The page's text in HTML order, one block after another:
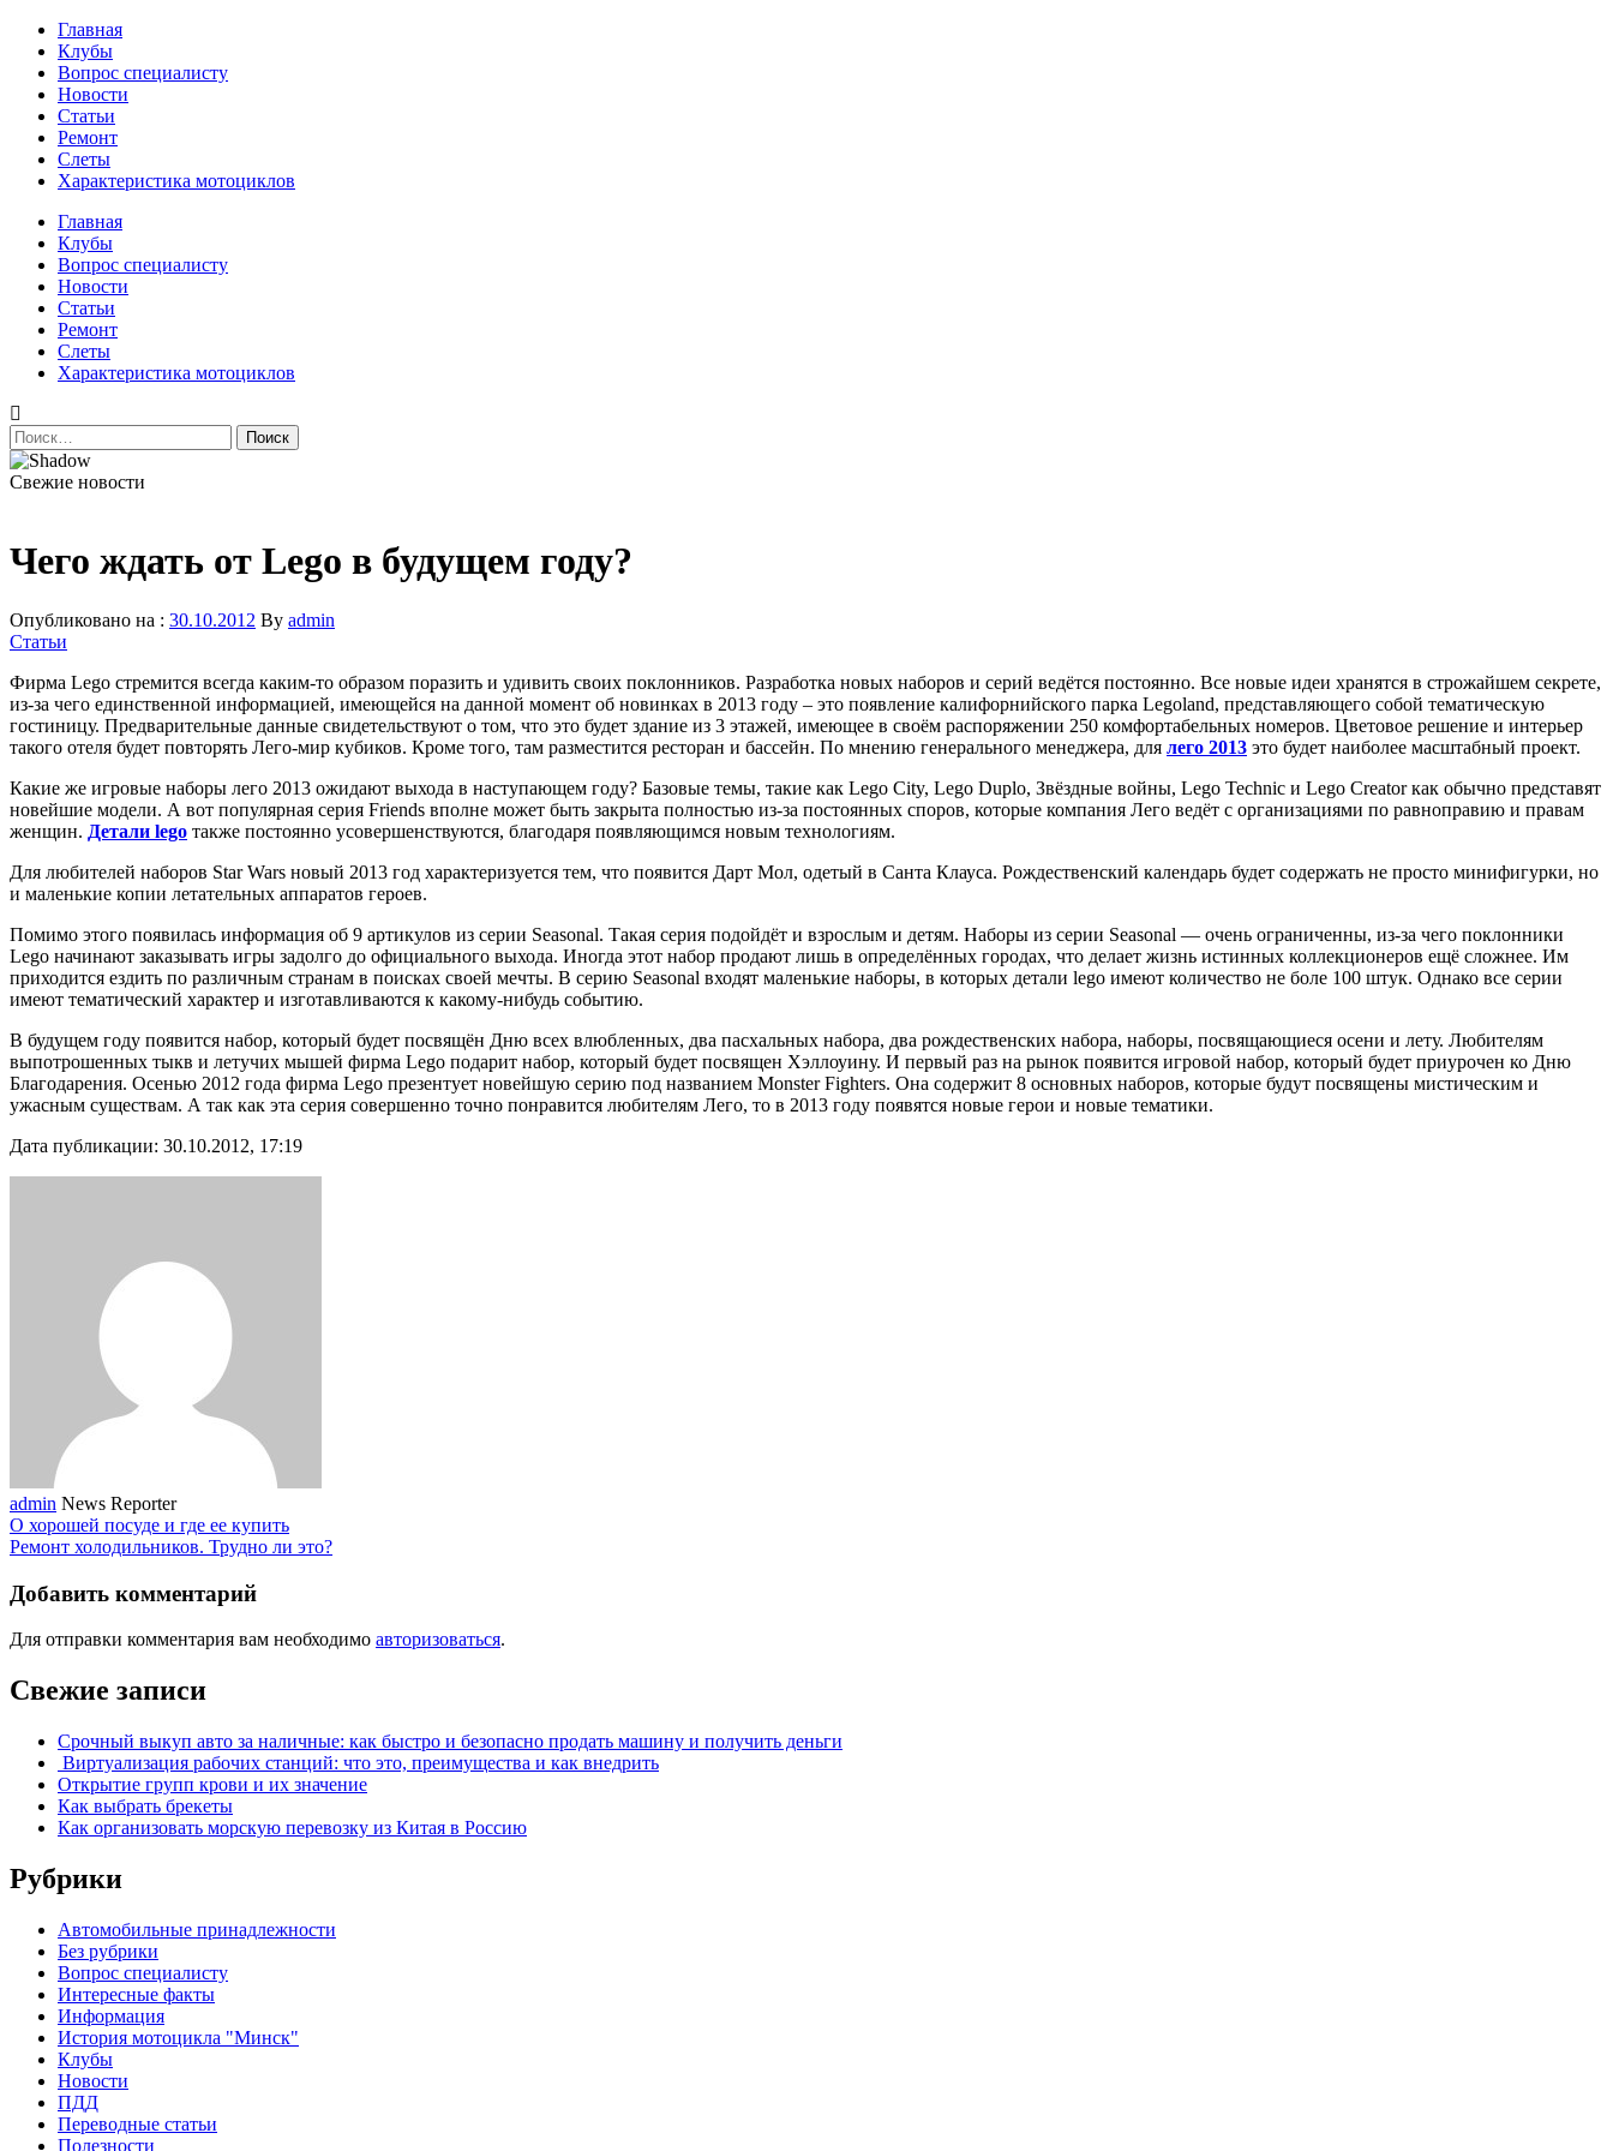
Перейти
содержимому
Главная
Клубы
Вопрос специалисту
Новости
Статьи
Ремонт
Слеты
Характеристика мотоциклов
Авто и мото сайт
Главная
Клубы
Вопрос специалисту
Новости
Статьи
Ремонт
Слеты
Характеристика мотоциклов
Найти:
Свежие новости
Чего ждать от Lego в будущем году?
Опубликовано на : 30.10.2012 By admin
Статьи
Фирма Lego стремится всегда каким-то образом поразить и удивить своих поклонников. Разработка новых наборов и серий ведётся постоянно. Все новые идеи хранятся в строжайшем секрете,
из-за чего единственной информацией, имеющейся на данной момент об новинках в 2013 году – это появление калифорнийского парка Legoland, представляющего собой тематическую
гостиницу. Предварительные данные свидетельствуют о том, что это будет здание из 3 этажей, имеющее в своём распоряжении 250 комфортабельных номеров. Цветовое решение и интерьер
такого отеля будет повторять Лего-мир кубиков. Кроме того, там разместится ресторан и бассейн. По мнению генерального менеджера, для лего 2013 это будет наиболее масштабный проект.
Какие же игровые наборы лего 2013 ожидают выхода в наступающем году? Базовые темы, такие как Lego City, Lego Duplo, Звёздные войны, Lego Technic и Lego Creator как обычно представят
новейшие модели. А вот популярная серия Friends вполне может быть закрыта полностью из-за постоянных споров, которые компания Лего ведёт с организациями по равноправию и правам
женщин. Детали lego также постоянно усовершенствуются, благодаря появляющимся новым технологиям.
Для любителей наборов Star Wars новый 2013 год характеризуется тем, что появится Дарт Мол, одетый в Санта Клауса. Рождественский календарь будет содержать не просто минифигурки, но
и маленькие копии летательных аппаратов героев.
Помимо этого появилась информация об 9 артикулов из серии Seasonal. Такая серия подойдёт и взрослым и детям. Наборы из серии Seasonal — очень ограниченны, из-за чего поклонники
Lego начинают заказывать игры задолго до официального выхода. Иногда этот набор продают лишь в определённых городах, что делает жизнь истинных коллекционеров ещё сложнее. Им
приходится ездить по различным странам в поисках своей мечты. В серию Seasonal входят маленькие наборы, в которых детали lego имеют количество не боле 100 штук. Однако все серии
имеют тематический характер и изготавливаются к какому-нибудь событию.
В будущем году появится набор, который будет посвящён Дню всех влюбленных, два пасхальных набора, два рождественских набора, наборы, посвящающиеся осени и лету. Любителям
выпотрошенных тыкв и летучих мышей фирма Lego подарит набор, который будет посвящен Хэллоуину. И первый раз на рынок появится игровой набор, который будет приурочен ко Дню
Благодарения. Осенью 2012 года фирма Lego презентует новейшую серию под названием Monster Fighters. Она содержит 8 основных наборов, которые будут посвящены мистическим и
ужасным существам. А так как эта серия совершенно точно понравится любителям Лего, то в 2013 году появятся новые герои и новые тематики.
Дата публикации: 30.10.2012, 17:19
admin News Reporter
О хорошей посуде и где ее купить
Ремонт холодильников. Трудно ли это?
Добавить комментарий
Для отправки комментария вам необходимо авторизоваться.
Свежие записи
Срочный выкуп авто за наличные: как быстро и безопасно продать машину и получить деньги
Виртуализация рабочих станций: что это, преимущества и как внедрить
Открытие групп крови и их значение
Как выбрать брекеты
Как организовать морскую перевозку из Китая в Россию
Рубрики
Автомобильные принадлежности
Без рубрики
Вопрос специалисту
Интересные факты
Информация
История мотоцикла "Минск"
Клубы
Новости
ПДД
Переводные статьи
Полезности